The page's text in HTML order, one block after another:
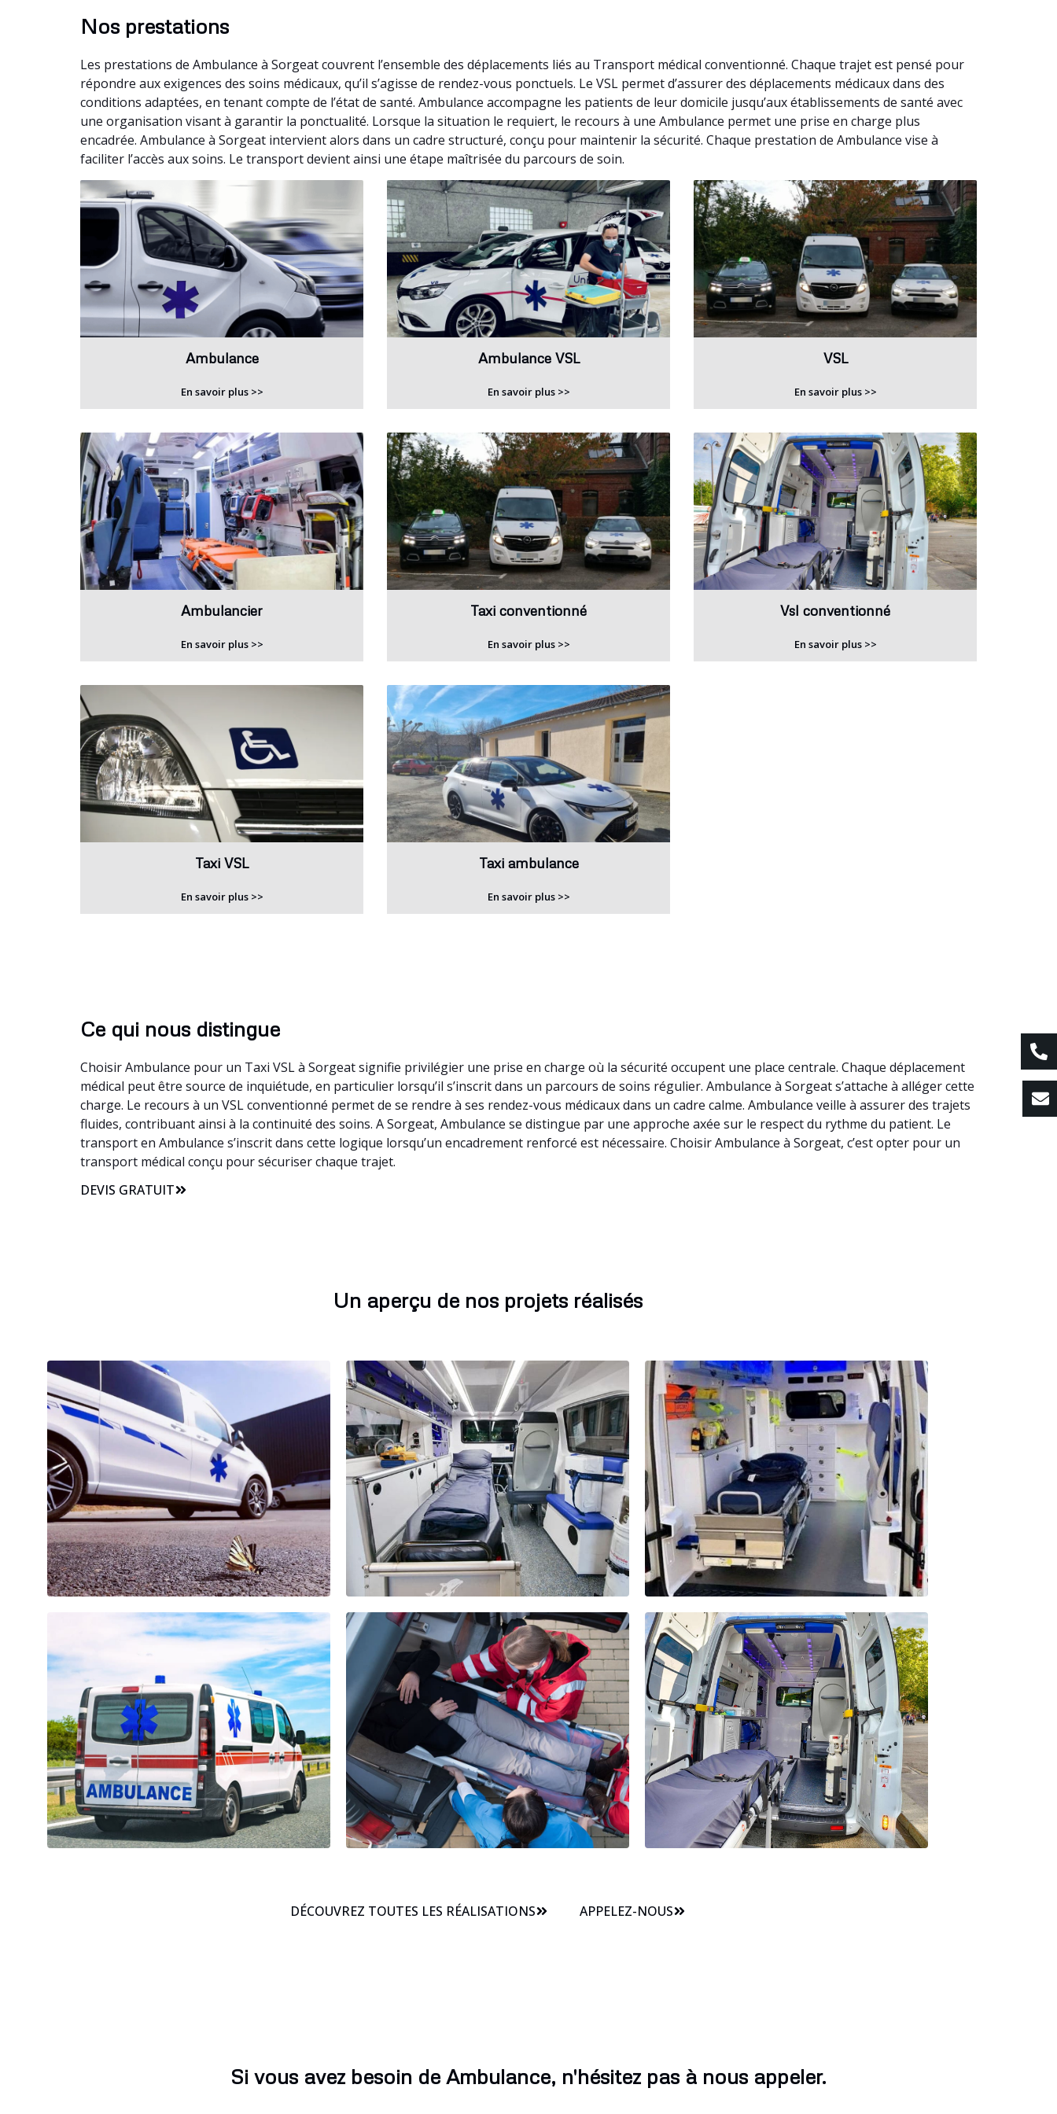
Nos prestations
Les prestations de Ambulance à Sorgeat couvrent l’ensemble des déplacements liés au Transport médical conventionné. Chaque trajet est pensé pour
répondre aux exigences des soins médicaux, qu’il s’agisse de rendez-vous ponctuels. Le VSL permet d’assurer des déplacements médicaux dans des
conditions adaptées, en tenant compte de l’état de santé. Ambulance accompagne les patients de leur domicile jusqu’aux établissements de santé avec
une organisation visant à garantir la ponctualité. Lorsque la situation le requiert, le recours à une Ambulance permet une prise en charge plus
encadrée. Ambulance à Sorgeat intervient alors dans un cadre structuré, conçu pour maintenir la sécurité. Chaque prestation de Ambulance vise à
faciliter l’accès aux soins. Le transport devient ainsi une étape maîtrisée du parcours de soin.
Ambulance
En savoir plus >>
Ambulance VSL
En savoir plus >>
VSL
En savoir plus >>
Ambulancier
En savoir plus >>
Taxi conventionné
En savoir plus >>
Vsl conventionné
En savoir plus >>
Taxi VSL
En savoir plus >>
Taxi ambulance
En savoir plus >>
Ce qui nous distingue
Choisir Ambulance pour un Taxi VSL à Sorgeat signifie privilégier une prise en charge où la sécurité occupent une place centrale. Chaque déplacement
médical peut être source de inquiétude, en particulier lorsqu’il s’inscrit dans un parcours de soins régulier. Ambulance à Sorgeat s’attache à alléger cette
charge. Le recours à un VSL conventionné permet de se rendre à ses rendez-vous médicaux dans un cadre calme. Ambulance veille à assurer des trajets
fluides, contribuant ainsi à la continuité des soins. A Sorgeat, Ambulance se distingue par une approche axée sur le respect du rythme du patient. Le
transport en Ambulance s’inscrit dans cette logique lorsqu’un encadrement renforcé est nécessaire. Choisir Ambulance à Sorgeat, c’est opter pour un
transport médical conçu pour sécuriser chaque trajet.
DEVIS GRATUIT
Un aperçu de nos projets réalisés
DÉCOUVREZ TOUTES LES RÉALISATIONS APPELEZ-NOUS
Si vous avez besoin de Ambulance, n'hésitez pas à nous appeler.